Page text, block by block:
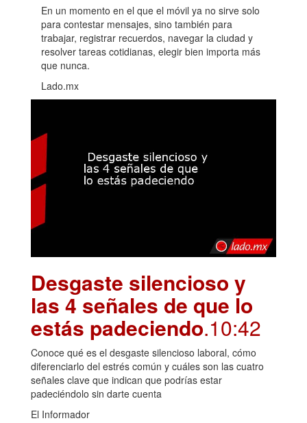
En un momento en el que el móvil ya no sirve solo
para contestar mensajes, sino también para
trabajar, registrar recuerdos, navegar la ciudad y
resolver tareas cotidianas, elegir bien importa más
que nunca.
Lado.mx
Desgaste silencioso y
las 4 señales de que lo
estás padeciendo.10:42
Conoce qué es el desgaste silencioso laboral, cómo
diferenciarlo del estrés común y cuáles son las cuatro
señales clave que indican que podrías estar
padeciéndolo sin darte cuenta
El Informador